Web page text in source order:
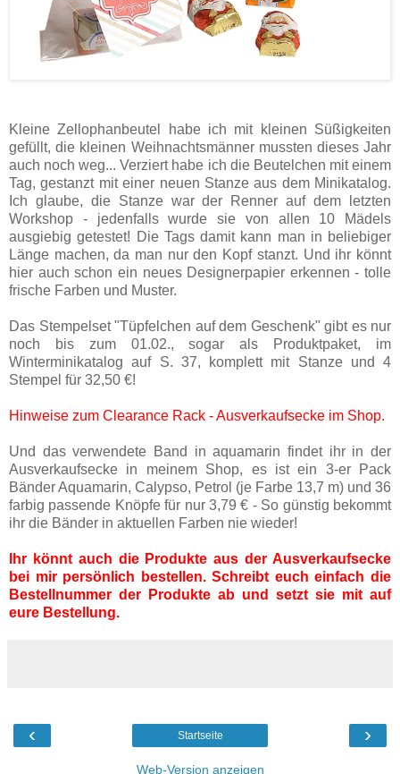
Kleine Zellophanbeutel habe ich mit kleinen Süßigkeiten
gefüllt, die kleinen Weihnachtsmänner mussten dieses Jahr
auch noch weg... Verziert habe ich die Beutelchen mit einem
Tag, gestanzt mit einer neuen Stanze aus dem Minikatalog.
Ich glaube, die Stanze war der Renner auf dem letzten
Workshop - jedenfalls wurde sie von allen 10 Mädels
ausgiebig getestet! Die Tags damit kann man in beliebiger
Länge machen, da man nur den Kopf stanzt. Und ihr könnt
hier auch schon ein neues Designerpapier erkennen - tolle
frische Farben und Muster.
Das Stempelset "Tüpfelchen auf dem Geschenk" gibt es nur
noch bis zum 01.02., sogar als Produktpaket, im
Winterminikatalog auf S. 37, komplett mit Stanze und 4
Stempel für 32,50 €!
Hinweise zum Clearance Rack - Ausverkaufsecke im Shop.
Und das verwendete Band in aquamarin findet ihr in der
Ausverkaufsecke in meinem Shop, es ist ein 3-er Pack
Bänder Aquamarin, Calypso, Petrol (je Farbe 13,7 m) und 36
farbig passende Knöpfe für nur 3,79 € - So günstig bekommt
ihr die Bänder in aktuellen Farben nie wieder!
Ihr könnt auch die Produkte aus der Ausverkaufsecke
bei mir persönlich bestellen. Schreibt euch einfach die
Bestellnummer der Produkte ab und setzt sie mit auf
eure Bestellung.
‹ ›
Startseite
Web-Version anzeigen